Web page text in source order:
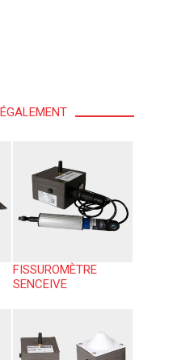
FISSUROMÈTRE
SENCEIVE